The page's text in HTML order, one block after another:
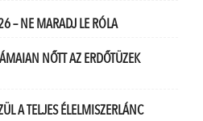
– NE MARADJ LE RÓLA
NŐTT AZ ERDŐTÜZEK
A TELJES ÉLELMISZERLÁNC